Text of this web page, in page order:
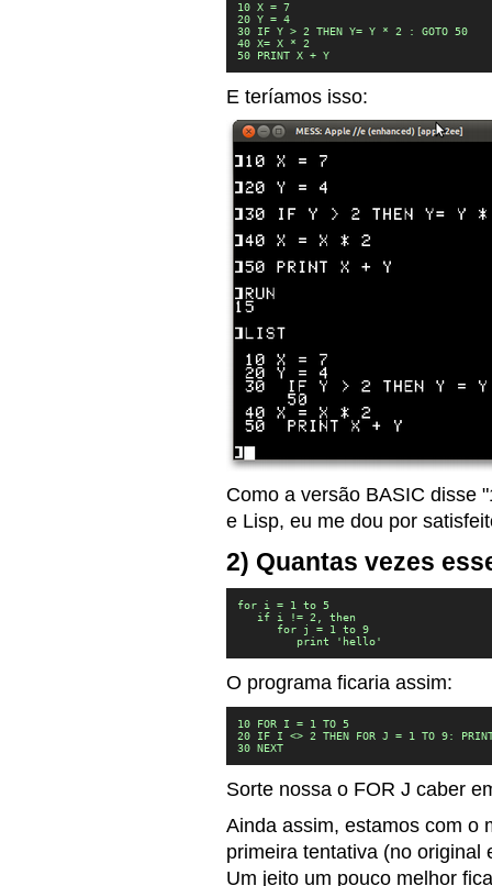
10 X = 7
20 Y = 4
30 IF Y > 2 THEN Y= Y * 2 : GOTO 50
40 X= X * 2
50 PRINT X + Y
E teríamos isso:
Como a versão BASIC disse
e Lisp, eu me dou por
2) Quantas vezes
for i = 1 to 5
   if i != 2, then
      for j = 1 to 9
         print 'hello'
O programa ficaria assim:
10 FOR I = 1 TO 5
20 IF I <> 2 THEN FOR J = 1 TO 9:
30 NEXT
Sorte nossa o FOR J caber
Ainda assim, estamos com o
primeira tentativa (no original
Um jeito um pouco melhor